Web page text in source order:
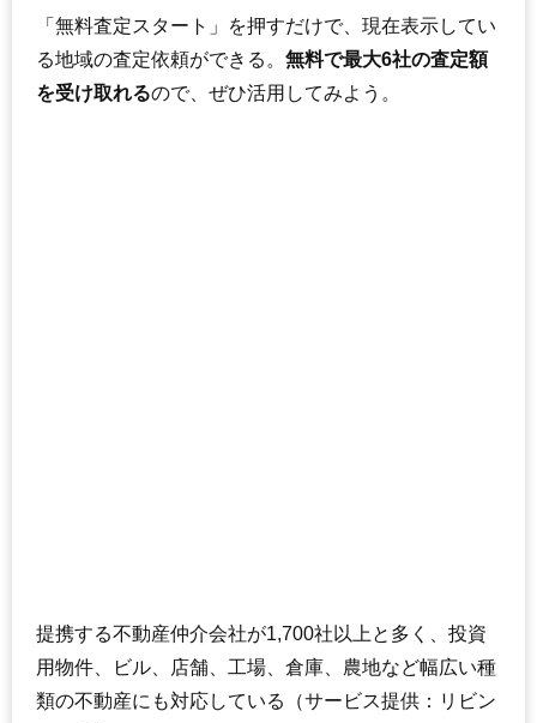
「無料査定スタート」を押すだけで、現在表示してい
る地域の査定依頼ができる。 無料で最大6社の査定額
を受け取れるので、ぜひ活用してみよう。
提携する不動産仲介会社が1,700社以上と多く、投資
用物件、ビル、店舗、工場、倉庫、農地など幅広い種
類の不動産にも対応している（サービス提供：リビン